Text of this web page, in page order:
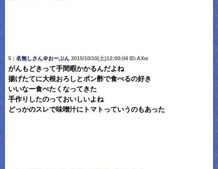
5 : 名無しさん＠おーぷん2015/10/10(土)12:00:04 ID:AXw
がんもどきって手間暇かかるんだよね
揚げたてに大根おろしとポン酢で食べるの好き
いいなー食べたくなってきた
手作りしたのっておいしいよね
どっかのスレで味噌汁にトマトっていうのもあった